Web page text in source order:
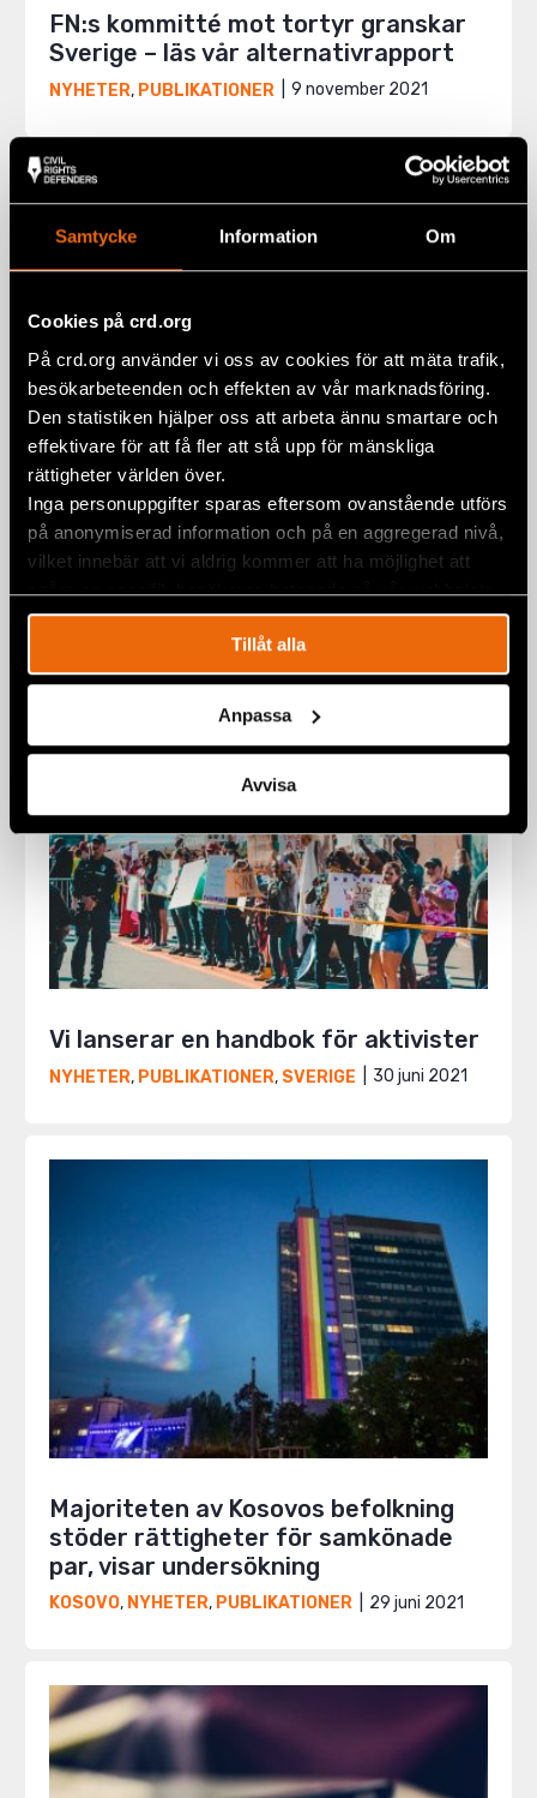
Samtycke Information Om
Cookies på crd.org
På crd.org använder vi oss av cookies för att mäta trafik,
besökarbeteenden och effekten av vår marknadsföring.
Den statistiken hjälper oss att arbeta ännu smartare och
effektivare för att få fler att stå upp för mänskliga
rättigheter världen över.
Inga personuppgifter sparas eftersom ovanstående utförs
på anonymiserad information och på en aggregerad nivå,
vilket innebär att vi aldrig kommer att ha möjlighet att
spåra en specifik besökares beteende på vår webbplats.
Tillåt alla
Anpassa
Avvisa
FN:s kommitté mot tortyr granskar
Sverige – läs vår alternativrapport
NYHETER, PUBLIKATIONER 9 november 2021
Ny rapport om rätten till en rättvis
rättegång i brottmål
26 augusti 2021
Vi lanserar en handbok för aktivister
NYHETER, PUBLIKATIONER, SVERIGE 30 juni 2021
Majoriteten av Kosovos befolkning
stöder rättigheter för samkönade
par, visar undersökning
KOSOVO, NYHETER, PUBLIKATIONER 29 juni 2021